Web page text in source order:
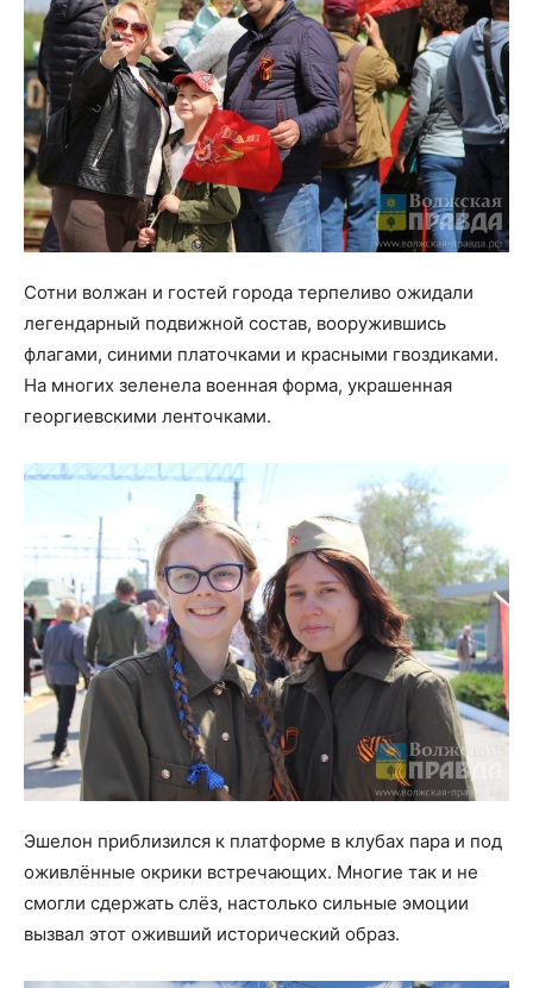
Сотни волжан и гостей города терпеливо ожидали
легендарный подвижной состав, вооружившись
флагами, синими платочками и красными гвоздиками.
На многих зеленела военная форма, украшенная
георгиевскими ленточками.
Эшелон приблизился к платформе в клубах пара и под
оживлённые окрики встречающих. Многие так и не
смогли сдержать слёз, настолько сильные эмоции
вызвал этот оживший исторический образ.